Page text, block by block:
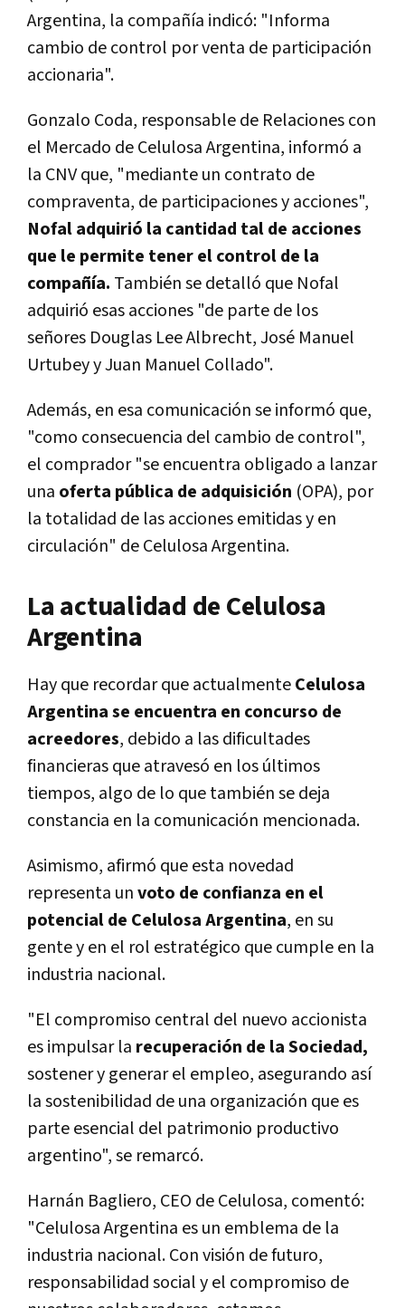
Argentina, la compañía indicó: "Informa
cambio de control por venta de participación
accionaria".
Gonzalo Coda, responsable de Relaciones con
el Mercado de Celulosa Argentina, informó a
la CNV que, "mediante un contrato de
compraventa, de participaciones y acciones",
Nofal adquirió la cantidad tal de acciones
que le permite tener el control de la
compañía. También se detalló que Nofal
adquirió esas acciones "de parte de los
señores Douglas Lee Albrecht, José Manuel
Urtubey y Juan Manuel Collado".
Además, en esa comunicación se informó que,
"como consecuencia del cambio de control",
el comprador "se encuentra obligado a lanzar
una oferta pública de adquisición (OPA), por
la totalidad de las acciones emitidas y en
circulación" de Celulosa Argentina.
La actualidad de Celulosa
Argentina
Hay que recordar que actualmenteCelulosa
Argentina se encuentra en concurso de
acreedores, debido a las dificultades
financieras que atravesó en los últimos
tiempos, algo de lo que también se deja
constancia en la comunicación mencionada.
Asimismo, afirmó que esta novedad
representa unvoto de confianza en el
potencial de Celulosa Argentina, en su
gente y en el rol estratégico que cumple en la
industria nacional.
"El compromiso central del nuevo accionista
es impulsar la recuperación de la Sociedad,
sostener y generar el empleo, asegurando así
la sostenibilidad de una organización que es
parte esencial del patrimonio productivo
argentino", se remarcó.
Harnán Bagliero, CEO de Celulosa, comentó:
"Celulosa Argentina es un emblema de la
industria nacional. Con visión de futuro,
responsabilidad social y el compromiso de